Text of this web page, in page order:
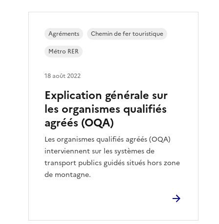
Explication générale sur
les organismes qualifiés
agréés (OQA)
Les organismes qualifiés agréés (OQA)
interviennent sur les systèmes de
transport publics guidés situés hors zone
de montagne.
Agréments
Chemin de fer touristique
Métro RER
18 août 2022